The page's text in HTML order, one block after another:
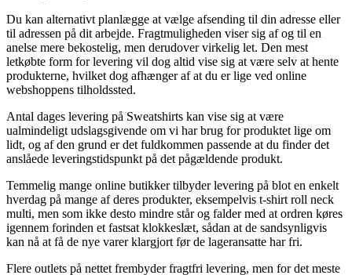
Du kan alternativt planlægge at vælge afsending til din adresse eller
til adressen på dit arbejde. Fragtmuligheden viser sig af og til en
anelse mere bekostelig, men derudover virkelig let. Den mest
letkøbte form for levering vil dog altid vise sig at være selv at hente
produkterne, hvilket dog afhænger af at du er lige ved online
webshoppens tilholdssted.
Antal dages levering på Sweatshirts kan vise sig at være
ualmindeligt udslagsgivende om vi har brug for produktet lige om
lidt, og af den grund er det fuldkommen passende at du finder det
anslåede leveringstidspunkt på det pågældende produkt.
Temmelig mange online butikker tilbyder levering på blot en enkelt
hverdag på mange af deres produkter, eksempelvis t-shirt roll neck
multi, men som ikke desto mindre står og falder med at ordren køres
igennem forinden et fastsat klokkeslæt, sådan at de sandsynligvis
kan nå at få de nye varer klargjort før de lageransatte har fri.
Flere outlets på nettet frembyder fragtfri levering, men for det meste